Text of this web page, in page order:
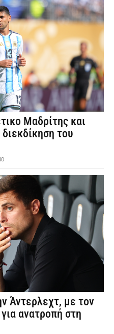
Μαδρίτης και
του
Άντερλεχτ, με τον
ανατροπή στη